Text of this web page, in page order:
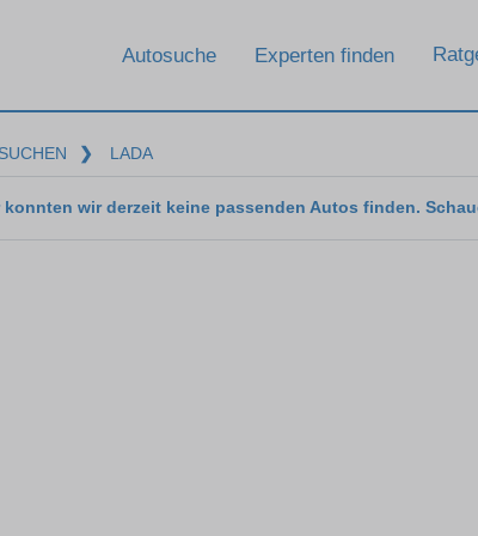
Autosuche Experten finden
❯ LADA
konnten wir derzeit keine passenden Autos finden.